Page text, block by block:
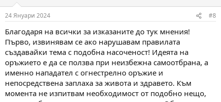
s
24 Януари 2024 #8
Благодаря на всички за изказаните до тук мнения!
Първо, извинявам се ако нарушавам правилата
създавайки тема с подобна насоченост! Идеята на
оръжието е да се ползва при неизбежна самоотбрана, а
именно нападател с огнестрелно оръжие и
непосредствена заплаха за живота и здравето. Към
момента не изпитвам необходимост от подобно нещо,